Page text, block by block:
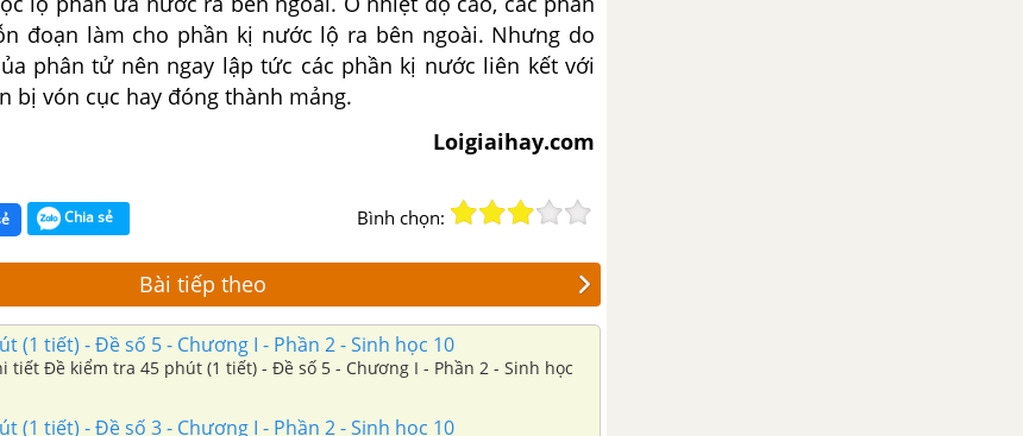
đoạn làm cho phần kị nước lộ ra bên ngoài. Nhưng do
phân tử nên ngay lập tức các phần kị nước liên kết với
bị vón cục hay đóng thành mảng.
Loigiaihay.com
Chia sẻ Bình chọn:
Bài tiếp theo
(1 tiết) - Đề số 5 - Chương I - Phần 2 - Sinh học 10
Đề kiểm tra 45 phút (1 tiết) - Đề số 5 - Chương I - Phần 2 - Sinh học
(1 tiết) - Đề số 3 - Chương I - Phần 2 - Sinh học 10